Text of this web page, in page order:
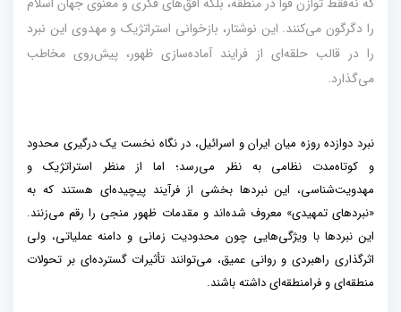
را دگرگون می‌کنند. این نوشتار، بازخوانی استراتژیک و مهدوی این نبرد
را در قالب حلقه‌ای از فرایند آماده‌سازی ظهور، پیش‌روی مخاطب
می‌گذارد.
نبرد دوازده روزه میان ایران و اسرائیل، در نگاه نخست یک درگیری محدود
و کوتاه‌مدت نظامی به نظر می‌رسد؛ اما از منظر استراتژیک و
مهدویت‌شناسی، این نبردها بخشی از فرآیند پیچیده‌ای هستند که به
«نبردهای تمهیدی» معروف شده‌اند و مقدمات ظهور منجی را رقم می‌زنند.
این نبردها با ویژگی‌هایی چون محدودیت زمانی و دامنه عملیاتی، ولی
اثرگذاری راهبردی و روانی عمیق، می‌توانند تأثیرات گسترده‌ای بر تحولات
منطقه‌ای و فرامنطقه‌ای داشته باشند.